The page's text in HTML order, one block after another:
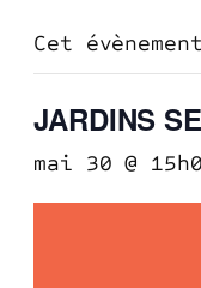
Cet
JARDINS
mai 30 @